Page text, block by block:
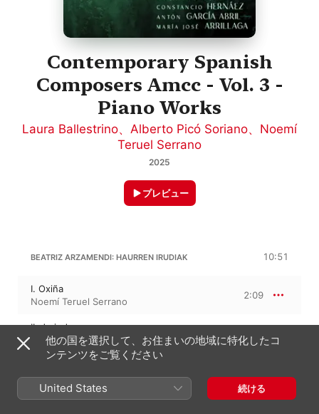
Contemporary Spanish
Composers Amcc - Vol. 3 -
Piano Works
Laura Ballestrino、 Alberto Picó Soriano、 Noemí
Teruel Serrano
2025
プレビュー
BEATRIZ ARZAMENDI: HAURREN IRUDIAK 10:51
I. Oxiña
Noemí Teruel Serrano
2:09
II. Jarindo
Noemí Teruel Serrano
2:11
Noemí Teruel Serrano
他の国を選択して、お住まいの地域に特化したコ
ンテンツをご覧ください
United States 続ける